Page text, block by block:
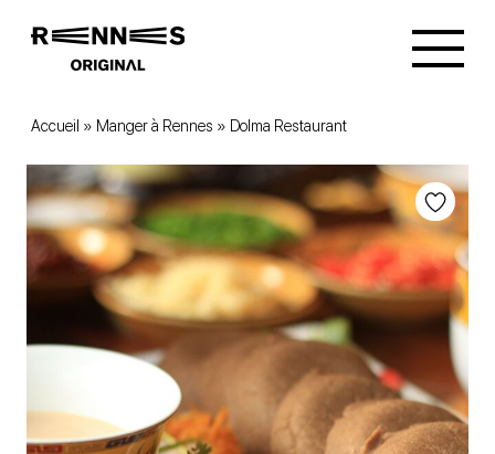
Accueil » Manger à Rennes » Dolma Restaurant